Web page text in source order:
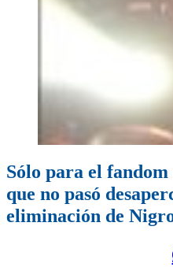
Sólo para el
que no pasó
eliminación de